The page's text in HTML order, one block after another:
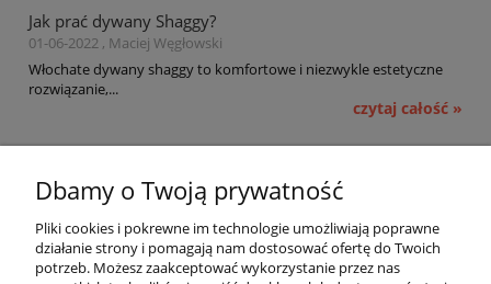
Jak prać dywany Shaggy?
01-06-2022 , Maciej Węgłowski
Włochate dywany shaggy to komfortowe i niezwykle estetyczne
rozwiązanie,...
czytaj całość »
Płatności i dostawa
Dbamy o Twoją prywatność
Pliki cookies i pokrewne im technologie umożliwiają poprawne
działanie strony i pomagają nam dostosować ofertę do Twoich
potrzeb. Możesz zaakceptować wykorzystanie przez nas